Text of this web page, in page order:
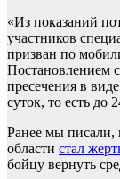
«Из показаний
участников
призван по
Постановлением
пресечения в
суток, то есть до
Ранее мы писали,
области стал
бойцу вернуть